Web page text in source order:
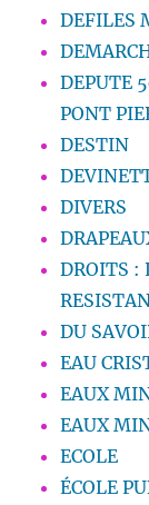
DEFILES
DEPUTE
PONT
DESTIN
DIVERS
DROITS :
DU
EAU
EAUX
EAUX
ECOLE
ÉCOLE